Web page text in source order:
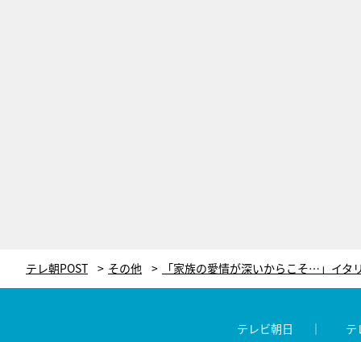
テレ朝POST その他
テレビ朝日 テ